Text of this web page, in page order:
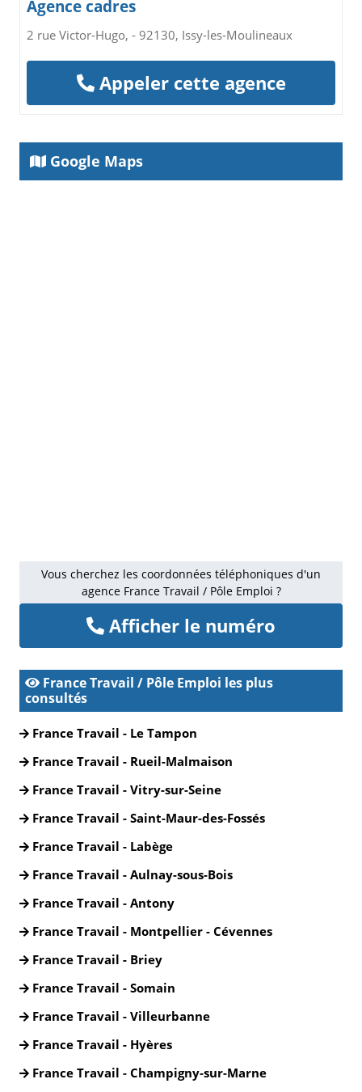
Agence cadres
2 rue Victor-Hugo, - 92130, Issy-les-Moulineaux
Appeler cette agence
Google Maps
Vous cherchez les coordonnées téléphoniques d'un
agence France Travail / Pôle Emploi ?
Afficher le numéro
France Travail / Pôle Emploi les plus
consultés
France Travail - Le Tampon
France Travail - Rueil-Malmaison
France Travail - Vitry-sur-Seine
France Travail - Saint-Maur-des-Fossés
France Travail - Labège
France Travail - Aulnay-sous-Bois
France Travail - Antony
France Travail - Montpellier - Cévennes
France Travail - Briey
France Travail - Somain
France Travail - Villeurbanne
France Travail - Hyères
France Travail - Champigny-sur-Marne